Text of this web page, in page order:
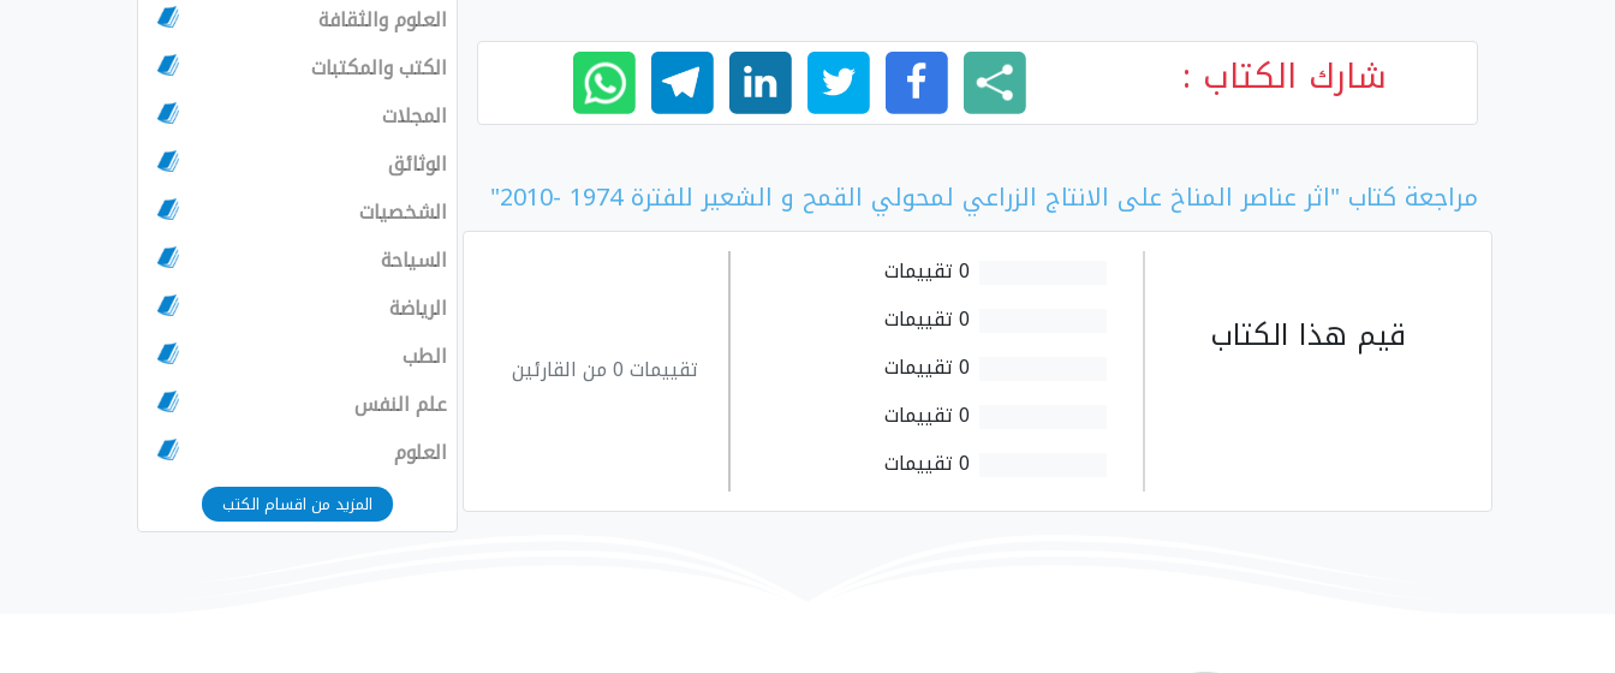
شارك الكتاب :
مراجعة كتاب "اثر عناصر المناخ على الانتاج الزراعي لمحولي القمح و الشعير للفترة 1974 -2010"
قيم هذا الكتاب
0 تقييمات
0 تقييمات
0 تقييمات
0 تقييمات
0 تقييمات
تقييمات 0 من القارئين
العلوم والثقافة
الكتب والمكتبات
المجلات
الوثائق
الشخصيات
السياحة
الرياضة
الطب
علم النفس
العلوم
المزيد من اقسام الكتب